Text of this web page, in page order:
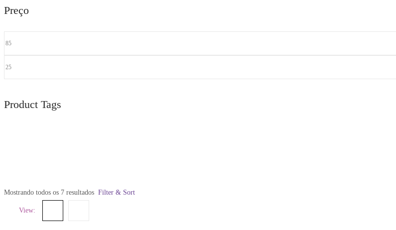
Preço
Product Tags
Mostrando todos os 7 resultados Filter & Sort
View: